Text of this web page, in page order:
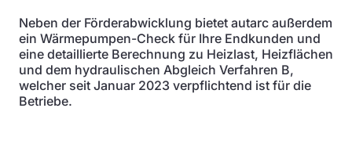
Neben der Förderabwicklung bietet autarc außerdem
ein Wärmepumpen-Check für Ihre Endkunden und
eine detaillierte Berechnung zu Heizlast, Heizflächen
und dem hydraulischen Abgleich Verfahren B,
welcher seit Januar 2023 verpflichtend ist für die
Betriebe.